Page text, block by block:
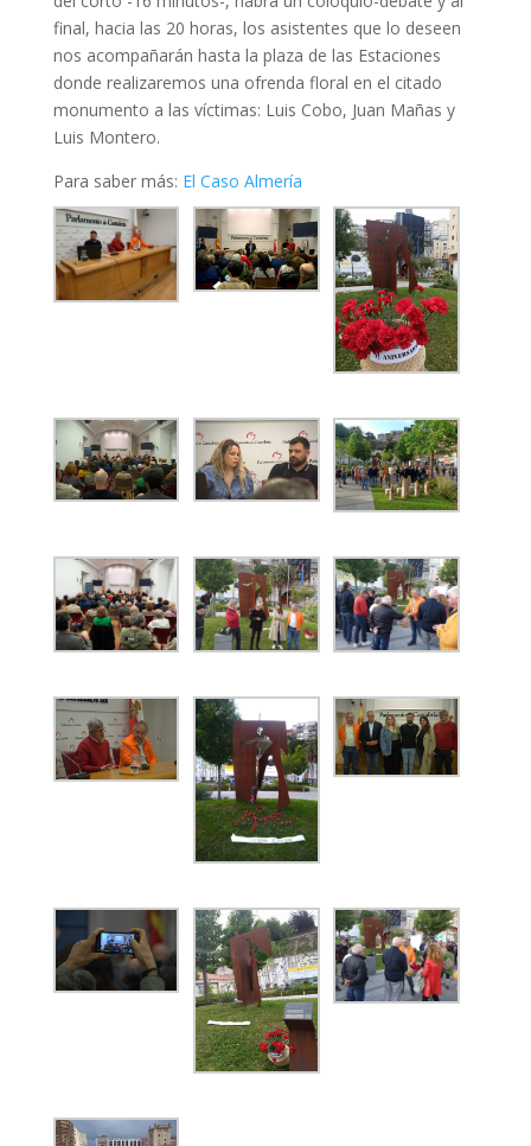
final, hacia las 20 horas, los asistentes que lo deseen
nos acompañarán hasta la plaza de las Estaciones
donde realizaremos una ofrenda floral en el citado
monumento a las víctimas: Luis Cobo, Juan Mañas y
Luis Montero.
Para saber más: El Caso Almería